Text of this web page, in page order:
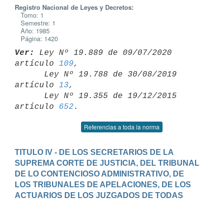
Registro Nacional de Leyes y Decretos:
Tomo: 1
Semestre: 1
Año: 1985
Página: 1420
Ver:
Ley Nº 19.889 de 09/07/2020
artículo 109,
artículo 13,
artículo 652
Referencias a toda la norma
TITULO IV - DE LOS SECRETARIOS DE LA
SUPREMA CORTE DE JUSTICIA, DEL TRIBUNAL
DE LO CONTENCIOSO ADMINISTRATIVO, DE
LOS TRIBUNALES DE APELACIONES, DE LOS
ACTUARIOS DE LOS JUZGADOS DE TODAS